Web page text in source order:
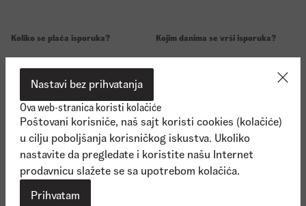
Koliko se plaća isporuka? Kojim danima se vrši isporuka?
Koji je minimalni iznos za
13/10/2023
Nastavi bez prihvatanja
Ova web-stranica koristi kolačiće
Poštovani korisniče, naš sajt koristi cookies (kolačiće)
u cilju poboljšanja korisničkog iskustva. Ukoliko
nastavite da pregledate i koristite našu Internet
prodavnicu slažete se sa upotrebom kolačića.
Prihvatam